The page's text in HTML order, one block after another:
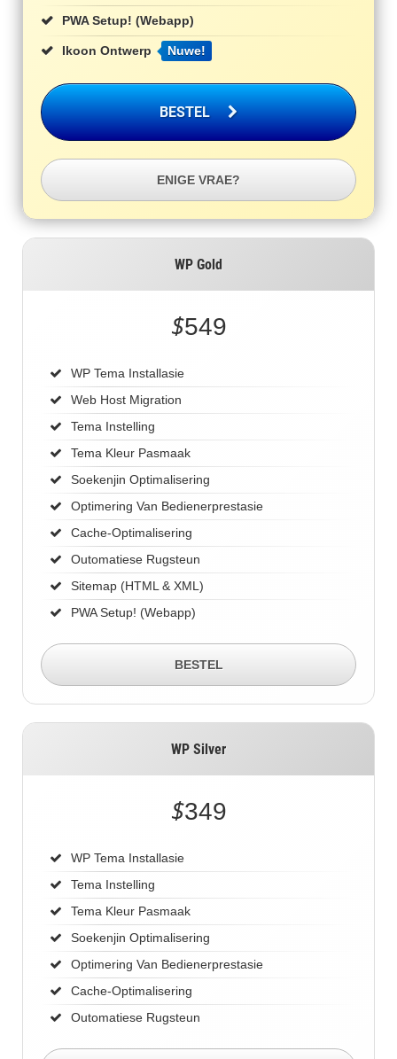
PWA Setup! (Webapp)
Ikoon Ontwerp Nuwe!
BESTEL
ENIGE VRAE?
WP Gold
$549
WP Tema Installasie
Web Host Migration
Tema Instelling
Tema Kleur Pasmaak
Soekenjin Optimalisering
Optimering Van Bedienerprestasie
Cache-Optimalisering
Outomatiese Rugsteun
Sitemap (HTML & XML)
PWA Setup! (Webapp)
BESTEL
WP Silver
$349
WP Tema Installasie
Tema Instelling
Tema Kleur Pasmaak
Soekenjin Optimalisering
Optimering Van Bedienerprestasie
Cache-Optimalisering
Outomatiese Rugsteun